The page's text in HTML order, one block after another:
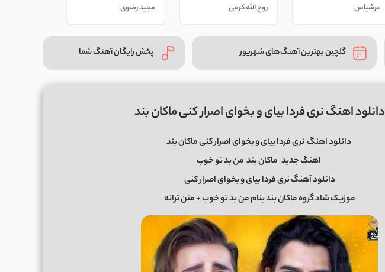
عرشیاس روح الله کرمی مجید رضوی
گلچین بهترین آهنگ‌های شهریور پخش رایگان آهنگ شما
دانلود اهنگ نری فردا بیای و بخوای اصرار کنی ماکان بند
دانلود اهنگنری فردا بیای و بخوای اصرار کنی ماکان بند
اهنگ جدید ماکان بند من بد تو خوب
دانلود آهنگ نری فردا بیای و بخوای اصرار کنی
موزیک شاد گروه ماکان بند بنام من بد تو خوب + متن ترانه